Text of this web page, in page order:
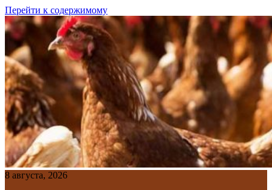
Перейти к содержимому
8 августа, 2026